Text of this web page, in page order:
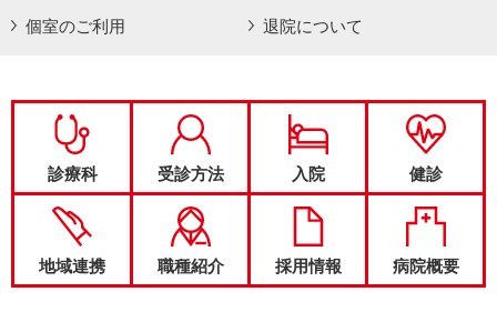
個室のご利用
退院について
診療科 受診方法 入院 健診
地域連携 職種紹介 採用情報 病院概要